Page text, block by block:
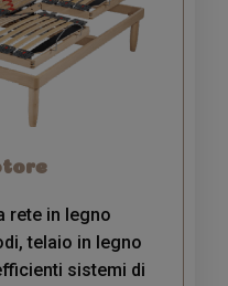
rete in legno
telaio in legno
sistemi di